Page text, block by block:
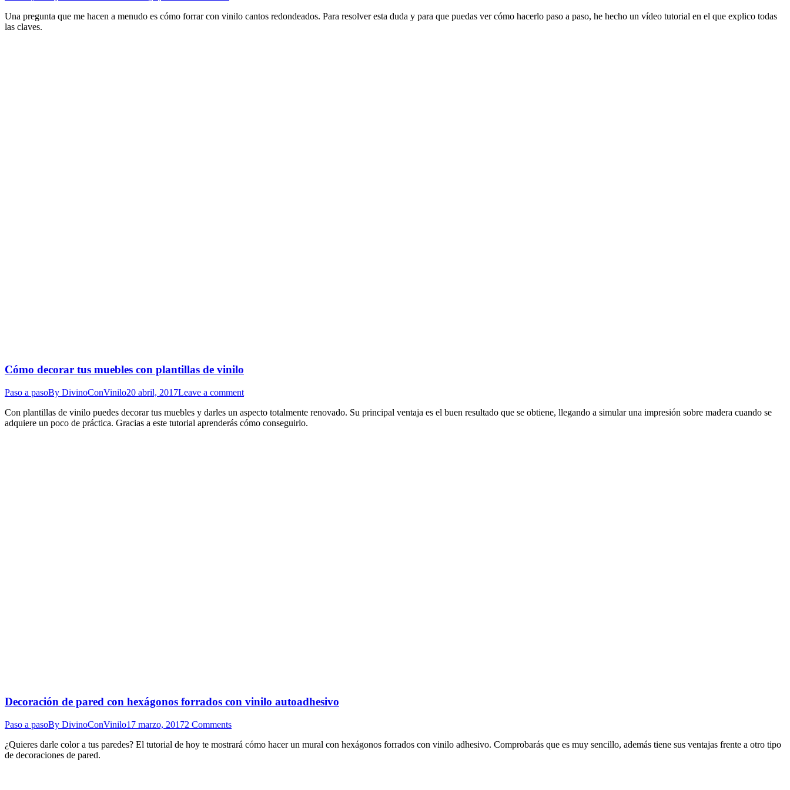
Una pregunta que me hacen a menudo es cómo forrar con vinilo cantos redondeados. Para resolver esta duda y para que puedas ver cómo hacerlo paso a paso, he hecho un vídeo tutorial en el que explico todas
las claves.
Cómo decorar tus muebles con plantillas de vinilo
Paso a pasoBy DivinoConVinilo20 abril, 2017Leave a comment
Con plantillas de vinilo puedes decorar tus muebles y darles un aspecto totalmente renovado. Su principal ventaja es el buen resultado que se obtiene, llegando a simular una impresión sobre madera cuando se
adquiere un poco de práctica. Gracias a este tutorial aprenderás cómo conseguirlo.
Decoración de pared con hexágonos forrados con vinilo autoadhesivo
Paso a pasoBy DivinoConVinilo17 marzo, 20172 Comments
¿Quieres darle color a tus paredes? El tutorial de hoy te mostrará cómo hacer un mural con hexágonos forrados con vinilo adhesivo. Comprobarás que es muy sencillo, además tiene sus ventajas frente a otro tipo
de decoraciones de pared.